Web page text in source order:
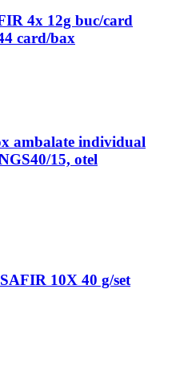
4x 12g buc/card
card/bax
ambalate individual
15, otel
10X 40 g/set